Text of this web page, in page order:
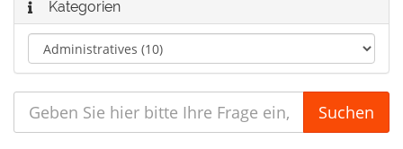
Kategorien